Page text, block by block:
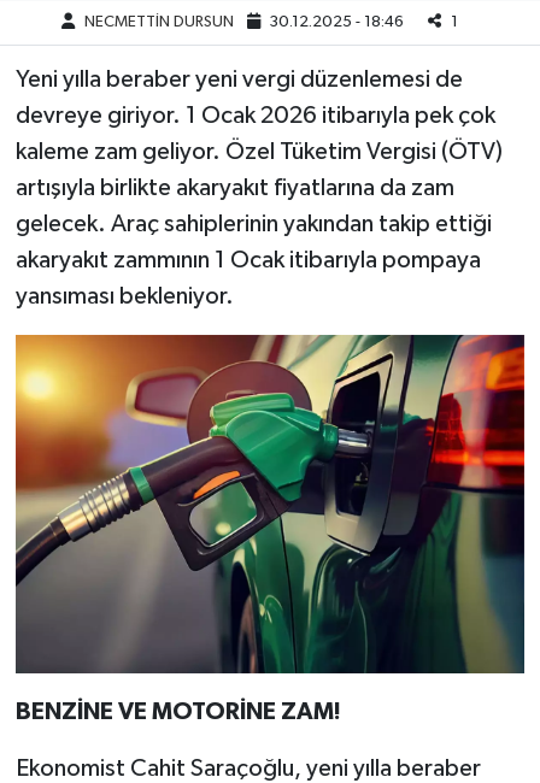
NECMETTİN DURSUN 30.12.2025 - 18:46
Yeni yılla beraber yeni vergi düzenlemesi de
devreye giriyor. 1 Ocak 2026 itibarıyla pek çok
kaleme zam geliyor. Özel Tüketim Vergisi (ÖTV)
artışıyla birlikte akaryakıt fiyatlarına da zam
gelecek. Araç sahiplerinin yakından takip ettiği
akaryakıt zammının 1 Ocak itibarıyla pompaya
yansıması bekleniyor.
BENZİNE VE MOTORİNE ZAM!
Ekonomist Cahit Saraçoğlu, yeni yılla beraber